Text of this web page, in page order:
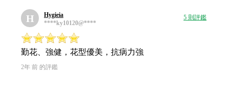
H
Hygieia
****ky10120@****
5 則評鑑
勤花、強健，花型優美，抗病力強
2年 前 的評鑑